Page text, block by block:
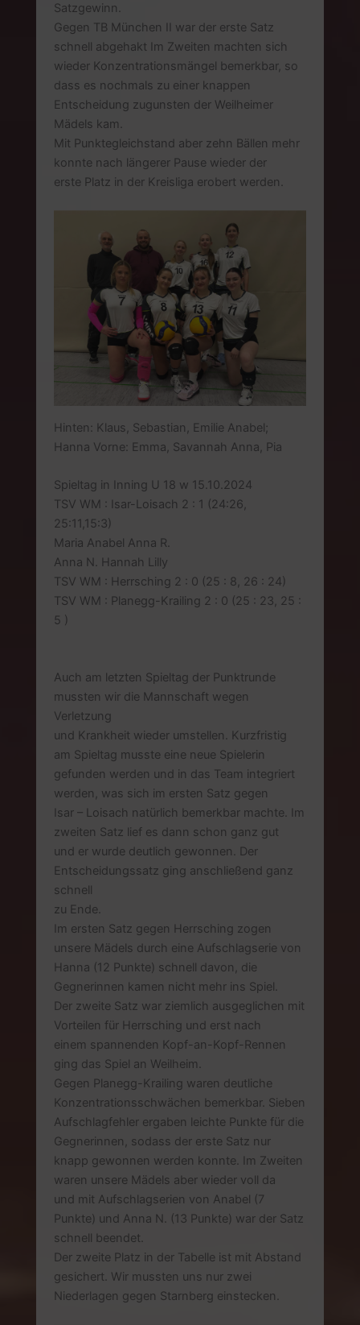
Satzgewinn.
Gegen TB München II war der erste Satz
schnell abgehakt Im Zweiten machten sich
wieder Konzentrationsmängel bemerkbar, so
dass es nochmals zu einer knappen
Entscheidung zugunsten der Weilheimer
Mädels kam.
Mit Punktegleichstand aber zehn Bällen mehr
konnte nach längerer Pause wieder der
erste Platz in der Kreisliga erobert werden.
Hinten: Klaus, Sebastian, Emilie Anabel;
Hanna Vorne: Emma, Savannah Anna, Pia
Spieltag in Inning U 18 w 15.10.2024
TSV WM : Isar-Loisach 2 : 1 (24:26,
25:11,15:3)
Maria Anabel Anna R.
Anna N. Hannah Lilly
TSV WM : Herrsching 2 : 0 (25 : 8, 26 : 24)
TSV WM : Planegg-Krailing 2 : 0 (25 : 23, 25 :
5 )
Auch am letzten Spieltag der Punktrunde
mussten wir die Mannschaft wegen
Verletzung
und Krankheit wieder umstellen. Kurzfristig
am Spieltag musste eine neue Spielerin
gefunden werden und in das Team integriert
werden, was sich im ersten Satz gegen
Isar – Loisach natürlich bemerkbar machte. Im
zweiten Satz lief es dann schon ganz gut
und er wurde deutlich gewonnen. Der
Entscheidungssatz ging anschließend ganz
schnell
zu Ende.
Im ersten Satz gegen Herrsching zogen
unsere Mädels durch eine Aufschlagserie von
Hanna (12 Punkte) schnell davon, die
Gegnerinnen kamen nicht mehr ins Spiel.
Der zweite Satz war ziemlich ausgeglichen mit
Vorteilen für Herrsching und erst nach
einem spannenden Kopf-an-Kopf-Rennen
ging das Spiel an Weilheim.
Gegen Planegg-Krailing waren deutliche
Konzentrationsschwächen bemerkbar. Sieben
Aufschlagfehler ergaben leichte Punkte für die
Gegnerinnen, sodass der erste Satz nur
knapp gewonnen werden konnte. Im Zweiten
waren unsere Mädels aber wieder voll da
und mit Aufschlagserien von Anabel (7
Punkte) und Anna N. (13 Punkte) war der Satz
schnell beendet.
Der zweite Platz in der Tabelle ist mit Abstand
gesichert. Wir mussten uns nur zwei
Niederlagen gegen Starnberg einstecken.